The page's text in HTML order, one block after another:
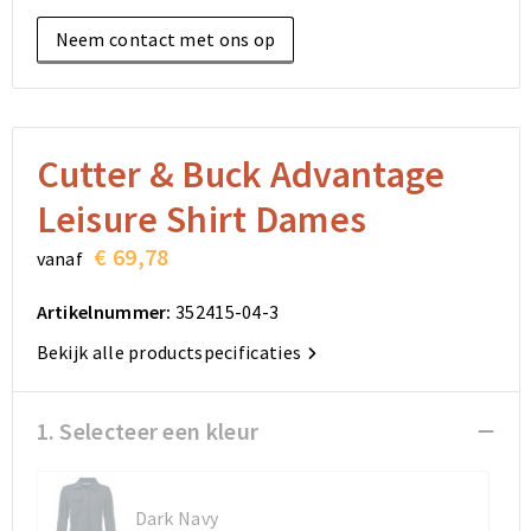
Elektronica, Gadgets en USB
Sleutelhangers en Lanyards
Anti-stress
Lampen en Gereedschap
Aanstekers
Snoepgoed
Sinterklaas
Reistassensets
Goodiebags
Golftassen
Opvouwbare tassen
Autotassen
Matrozentassen
Schoudertassen
Rugzakken
Accessoires voor tassen
Bodywarmers
Kleding sets
Reistassensets
Goodiebags
Golftassen
Opvouwbare tassen
Autotassen
Matrozentassen
Schoudertassen
Rugzakken
Accessoires voor tassen
Overhemden
Jassen
Broeken en Rokken
Schoenen
Neem contact met ons op
Cutter & Buck Advantage
Leisure Shirt Dames
vanaf € 69,78
Artikelnummer: 352415-04-3
Bekijk alle productspecificaties
1. Selecteer een kleur
Dark Navy